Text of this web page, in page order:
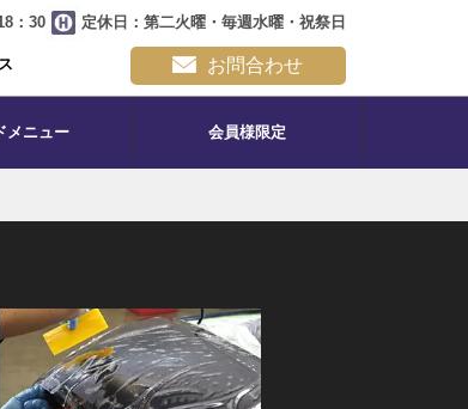
：30 定休日：第二火曜・毎週水曜・祝祭日
お問合わせ
メニュー 会員様限定